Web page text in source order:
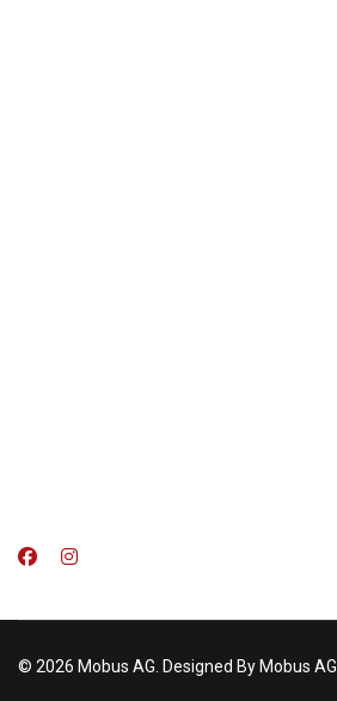
© 2026 Mobus AG. Designed By Mobus AG